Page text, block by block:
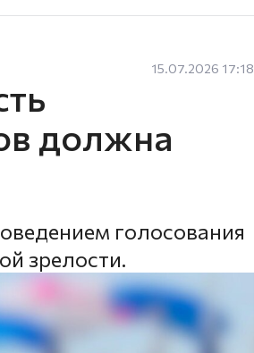
15.07.2026 17:18
должна
голосования
зрелости.